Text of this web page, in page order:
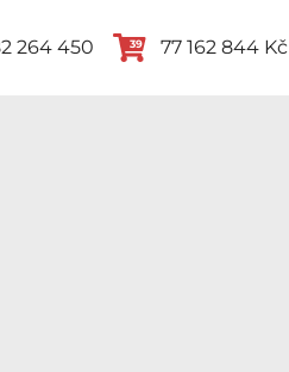
264 450 77 162 844 Kč
39